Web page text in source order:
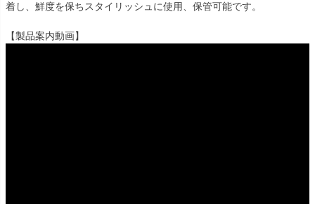
着し、鮮度を保ちスタイリッシュに使用、保管可能です。
【製品案内動画】